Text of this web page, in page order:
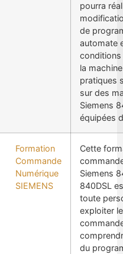
pourra
de
automate
la
pratiques
sur des
Siemens
équipées
Formation
Commande
Numérique
SIEMENS
Cette
Siemens
840DSL
toute
exploiter
du